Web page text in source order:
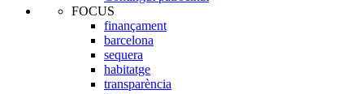
FOCUS
finançament
barcelona
sequera
habitatge
transparència